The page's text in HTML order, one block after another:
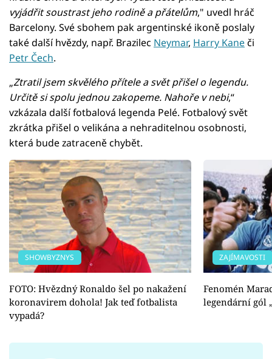
vyjádřit soustrast jeho rodině a přátelům," uvedl hráč
Barcelony. Své sbohem pak argentinské ikoně poslaly
také další hvězdy, např. Brazilec Neymar, Harry Kaneči
Petr Čech.
„Ztratil jsem skvělého přítele a svět přišel o legendu.
Určitě si spolu jednou zakopeme. Nahoře v nebi,“
vzkázala další fotbalová legenda Pelé. Fotbalový svět
zkrátka přišel o velikána a nehraditelnou osobnosti,
která bude zatraceně chybět.
SHOWBYZNYS
FOTO: Hvězdný Ronaldo šel po nakažení
koronavirem dohola! Jak teď fotbalista
vypadá?
ZAJÍMAVOSTI
Fenomén
legendární gól